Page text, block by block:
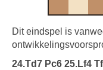
Dit eindspel is
24.Td7 Pc6 25.Lf4